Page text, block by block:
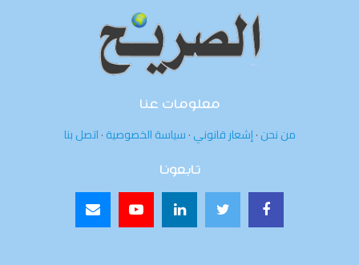
معلومات عنا
من نحن·إشعار قانوني·سياسة الخصوصية·اتصل بنا
تابعونا